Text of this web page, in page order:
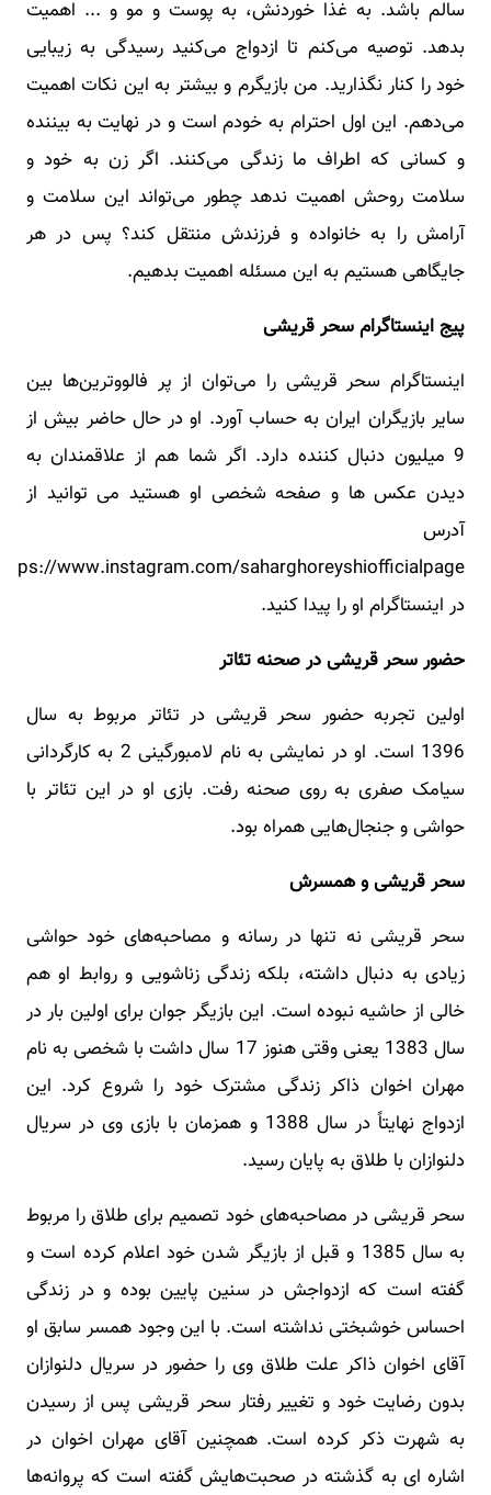
سالم باشد. به غذا خوردنش، به پوست و مو و ... اهمیت
بدهد. توصیه می‌کنم تا ازدواج می‌کنید رسیدگی به زیبایی
خود را کنار نگذارید. من بازیگرم و بیشتر به این نکات اهمیت
می‌دهم. این اول احترام به خودم است و در نهایت به بیننده
و کسانی که اطراف ما زندگی می‌کنند. اگر زن به خود و
سلامت روحش اهمیت ندهد چطور می‌تواند این سلامت و
آرامش را به خانواده و فرزندش منتقل کند؟ پس در هر
جایگاهی هستیم به این مسئله اهمیت بدهیم.
پیج اینستاگرام سحر قریشی
اینستاگرام سحر قریشی را می‌توان از پر فالووترین‌ها بین
سایر بازیگران ایران به حساب آورد. او در حال حاضر بیش از
9 میلیون دنبال کننده دارد. اگر شما هم از علاقمندان به
دیدن عکس ها و صفحه شخصی او هستید می‌ توانید از
آدرس
در اینستاگرام او را پیدا کنید.
حضور سحر قریشی در صحنه تئاتر
اولین تجربه حضور سحر قریشی در تئاتر مربوط به سال
1396 است. او در نمایشی به نام لامبورگینی 2 به کارگردانی
سیامک صفری به روی صحنه رفت. بازی او در این تئاتر با
حواشی و جنجال‌هایی همراه بود.
سحر قریشی و همسرش
سحر قریشی نه تنها در رسانه و مصاحبه‌های خود حواشی
زیادی به دنبال داشته، بلکه زندگی زناشویی و روابط او هم
خالی از حاشیه نبوده است. این بازیگر جوان برای اولین بار در
سال 1383 یعنی وقتی هنوز 17 سال داشت با شخصی به نام
مهران اخوان ذاکر زندگی مشترک خود را شروع کرد. این
ازدواج نهایتاً در سال 1388 و همزمان با بازی وی در سریال
دلنوازان با طلاق به پایان رسید.
سحر قریشی در مصاحبه‌های خود تصمیم برای طلاق را مربوط
به سال 1385 و قبل از بازیگر شدن خود اعلام کرده است و
گفته است که ازدواجش در سنین پایین بوده و در زندگی
احساس خوشبختی نداشته است. با این وجود همسر سابق او
آقای اخوان ذاکر علت طلاق وی را حضور در سریال دلنوازان
بدون رضایت خود و تغییر رفتار سحر قریشی پس از رسیدن
به شهرت ذکر کرده است. همچنین آقای مهران اخوان در
اشاره ای به گذشته در صحبت‌هایش گفته است که پروانه‌ها